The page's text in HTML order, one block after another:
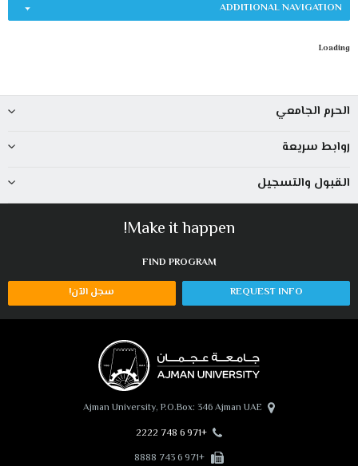
ADDITIONAL NAVIGATION
Loading
الحرم الجامعي
روابط سريعة
القبول والتسجيل
Make it happen!
FIND PROGRAM
REQUEST INFO
سجل الآن!
Ajman University, P.O.Box: 346 Ajman UAE
+971 6 748 2222
+971 6 743 8888